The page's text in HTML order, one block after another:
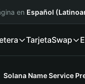
en Español
TarjetaSwap
Solana Name Service